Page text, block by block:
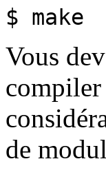
$ make
Vous
compiler
de